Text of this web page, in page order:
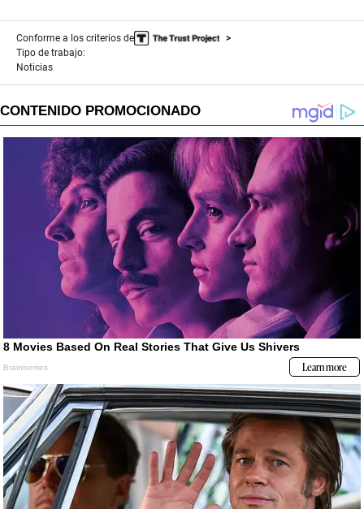
Conforme a los criterios de
Tipo de trabajo:
Noticias